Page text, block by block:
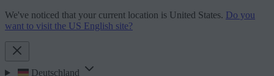
We've noticed that your current location is United States. Do you
want to visit the US English site?
Deutschland